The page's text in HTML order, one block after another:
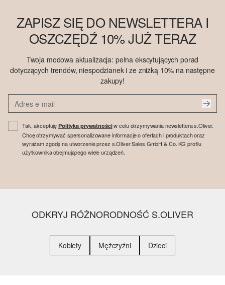
ZAPISZ SIĘ DO NEWSLETTERA I
OSZCZĘDŹ 10% JUŻ TERAZ
Twoja modowa aktualizacja: pełna ekscytujących porad
dotyczących trendów, niespodzianek i ze zniżką 10% na następne
zakupy!
Tak, akceptujęPolityka prywatnościw celu otrzymywania newslettera s.Oliver.
Chcę otrzymywać spersonalizowane informacje o ofertach i produktach oraz
wyrażam zgodę na utworzenie przez s.Oliver Sales GmbH & Co. KG profilu
użytkownika obejmującego wiele urządzeń.
ODKRYJ RÓŻNORODNOŚĆ S.OLIVER
Kobiety Mężczyźni Dzieci